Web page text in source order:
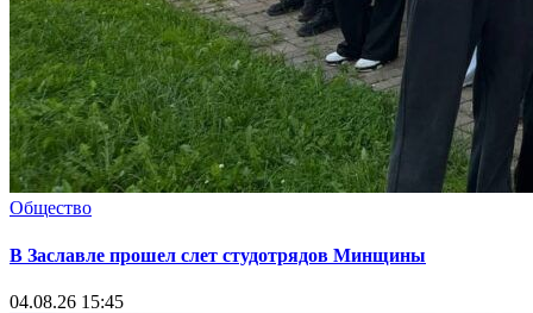
Общество
В Заславле прошел слет студотрядов Минщины
04.08.26 15:45